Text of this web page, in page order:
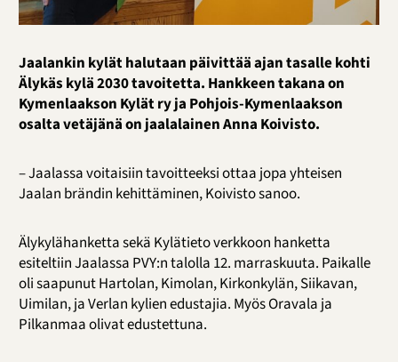
Jaalankin kylät halutaan päivittää ajan tasalle kohti
Älykäs kylä 2030 tavoitetta. Hankkeen takana on
Kymenlaakson Kylät ry ja Pohjois-Kymenlaakson
osalta vetäjänä on jaalalainen Anna Koivisto.
– Jaalassa voitaisiin tavoitteeksi ottaa jopa yhteisen
Jaalan brändin kehittäminen, Koivisto sanoo.
Älykylähanketta sekä Kylätieto verkkoon hanketta
esiteltiin Jaalassa PVY:n talolla 12. marraskuuta. Paikalle
oli saapunut Hartolan, Kimolan, Kirkonkylän, Siikavan,
Uimilan, ja Verlan kylien edustajia. Myös Oravala ja
Pilkanmaa olivat edustettuna.